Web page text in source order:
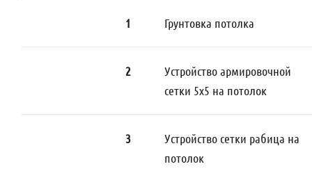
1 Грунтовка потолка
2
Устройство армировочной
сетки 5х5 на потолок
3
Устройство сетки рабица на
потолок